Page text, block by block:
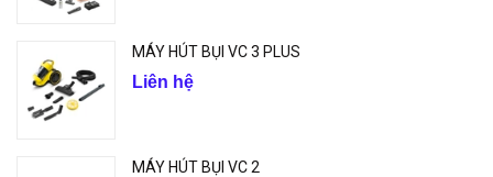
MÁY HÚT BỤI VC 3 PLUS
Liên hệ
MÁY HÚT BỤI VC 2